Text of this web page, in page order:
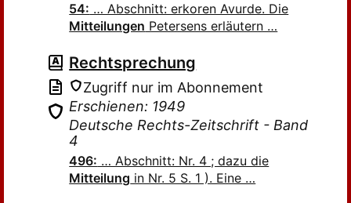
54: … Abschnitt: erkoren Avurde. Die
Mitteilungen Petersens erläutern …
Rechtsprechung
Zugriff nur im Abonnement
Erschienen: 1949
Deutsche Rechts-Zeitschrift - Band
4
496: … Abschnitt: Nr. 4 ; dazu die
Mitteilung in Nr. 5 S. 1 ). Eine …